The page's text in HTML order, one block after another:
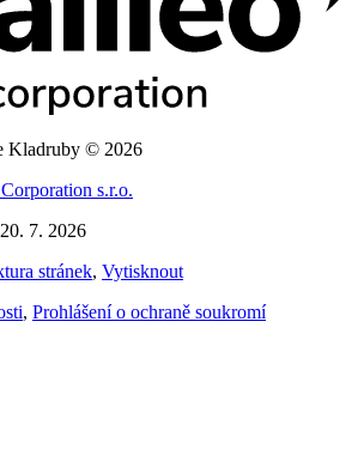
Kladruby © 2026
s.r.o.
7. 2026
stránek, Vytisknout
, Prohlášení o ochraně soukromí